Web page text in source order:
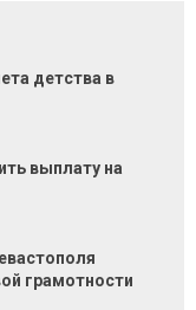
детства в
выплату на
грамотности